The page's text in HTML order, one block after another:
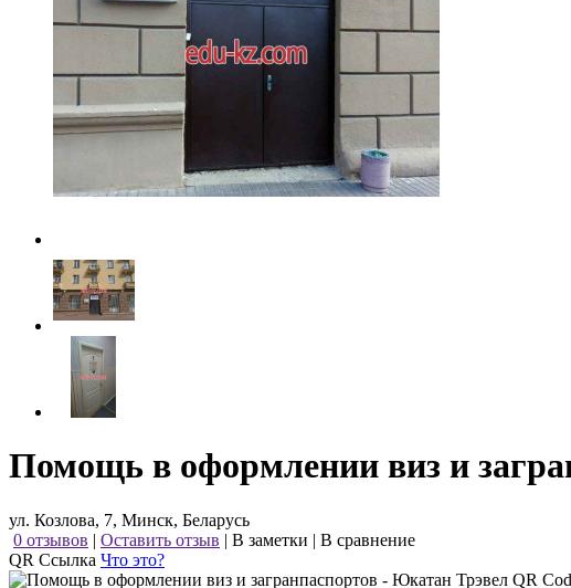
Помощь в оформлении виз и
ул. Козлова, 7, Минск, Беларусь
0 отзывов | Оставить отзыв | В заметки | В сравнение
QR Ссылка Что это?